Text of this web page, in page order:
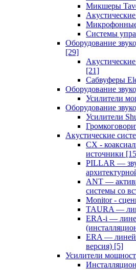
Микшеры
Системы
Оборудование
[29]
[21]
Сабвуферы
Оборудование
Усилители
Оборудование
Усилители
Акустические
CX -
источники
PILLAR —
ANT —
системы со
Monitor -
TAURA —
ERA-i —
ERA —
версия) [5]
Усилители